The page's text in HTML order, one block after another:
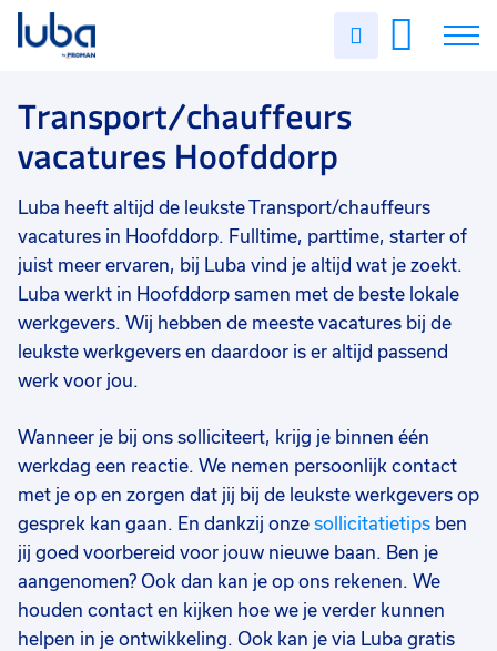
Uren
Vacatures
Over ons
Voor werkgevers
Contact
Transport/chauffeurs
vacatures Hoofddorp
Luba heeft altijd de leukste Transport/chauffeurs
vacatures in Hoofddorp. Fulltime, parttime, starter of
juist meer ervaren, bij Luba vind je altijd wat je zoekt.
Luba werkt in Hoofddorp samen met de beste lokale
werkgevers. Wij hebben de meeste vacatures bij de
leukste werkgevers en daardoor is er altijd passend
werk voor jou.
Wanneer je bij ons solliciteert, krijg je binnen één
werkdag een reactie. We nemen persoonlijk contact
met je op en zorgen dat jij bij de leukste werkgevers op
gesprek kan gaan. En dankzij onze sollicitatietips ben
jij goed voorbereid voor jouw nieuwe baan. Ben je
aangenomen? Ook dan kan je op ons rekenen. We
houden contact en kijken hoe we je verder kunnen
helpen in je ontwikkeling. Ook kan je via Luba gratis
Filter vacatures
Vakgebied 0
Transport/chauffeurs
Opleidingsniveau
Soort contract 0
Uitzicht op vast 6
Vast 2
Tijdelijk
Uren per week 0
37 - 40+ uur 6
25 - 32 uur 1
33 - 36 uur 1
17 - 24 uur 1